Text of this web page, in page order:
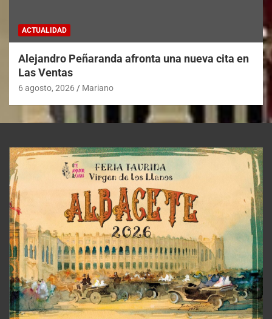
ACTUALIDAD
Alejandro Peñaranda afronta una nueva cita en
Las Ventas
6 agosto, 2026 Mariano